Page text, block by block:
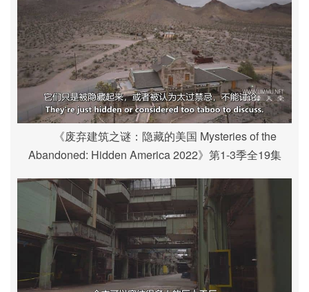
《废弃建筑之谜：隐藏的美国 Mysteries of the
Abandoned: Hidden America 2022》第1-3季全19集